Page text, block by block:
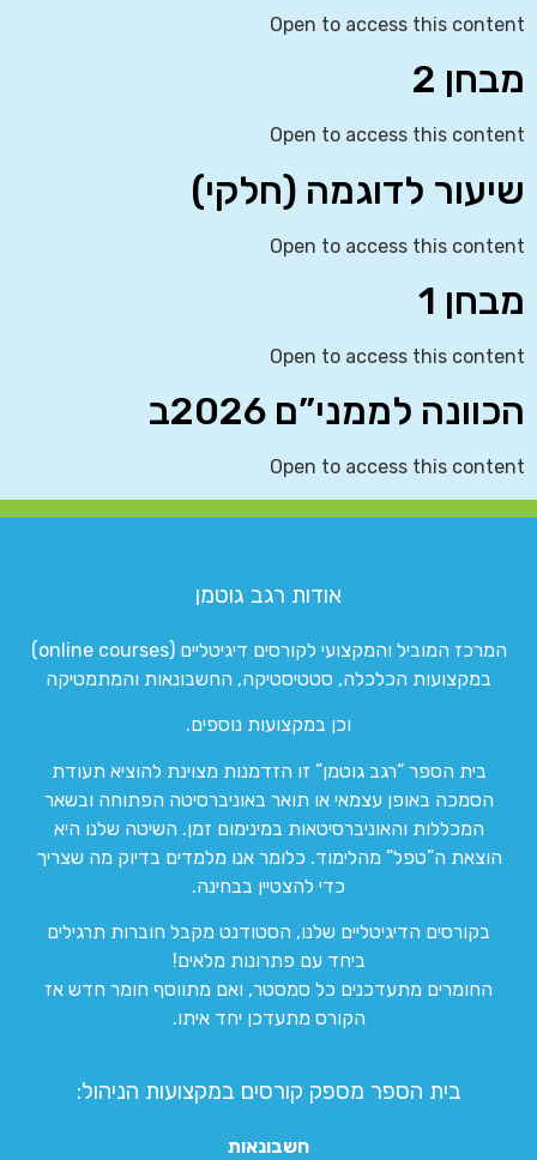
Open to access this content
מבחן 2
Open to access this content
שיעור לדוגמה (חלקי)
Open to access this content
מבחן 1
Open to access this content
הכוונה לממני”ם 2026ב
Open to access this content
אודות רגב גוטמן
המרכז המוביל והמקצועי לקורסים דיגיטליים (online courses)
במקצועות הכלכלה, סטטיסטיקה, החשבונאות והמתמטיקה
וכן במקצועות נוספים.
בית הספר “רגב גוטמן” זו הזדמנות מצוינת להוציא תעודת
הסמכה באופן עצמאי או תואר באוניברסיטה הפתוחה ובשאר
המכללות והאוניברסיטאות במינימום זמן. השיטה שלנו היא
הוצאת ה”טפל” מהלימוד. כלומר אנו מלמדים בדיוק מה שצריך
כדי להצטיין בבחינה.
בקורסים הדיגיטליים שלנו, הסטודנט מקבל חוברות תרגילים
ביחד עם פתרונות מלאים!
החומרים מתעדכנים כל סמסטר, ואם מתווסף חומר חדש אז
הקורס מתעדכן יחד איתו.
בית הספר מספק קורסים במקצועות הניהול:
חשבונאות